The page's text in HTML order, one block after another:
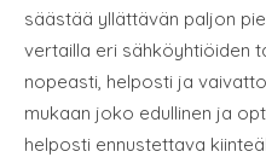
säästää yllättävän paljon
vertailla eri sähköyhtiöiden
nopeasti, helposti ja
mukaan joko edullinen ja
helposti ennustettava